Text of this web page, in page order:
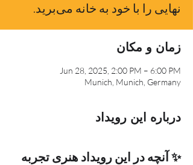
نهایی را با خود به خانه می‌برید.
زمان و مکان
Jun 28, 2025, 2:00 PM – 6:00 PM
Munich, Munich, Germany
درباره این رویداد
✨ آنچه در این رویداد هنری تجربه